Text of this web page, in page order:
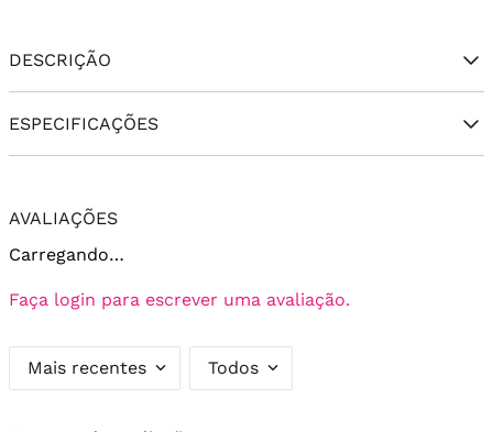
DESCRIÇÃO
ESPECIFICAÇÕES
AVALIAÇÕES
Carregando…
Faça login para escrever uma avaliação.
Mais recentes Todos